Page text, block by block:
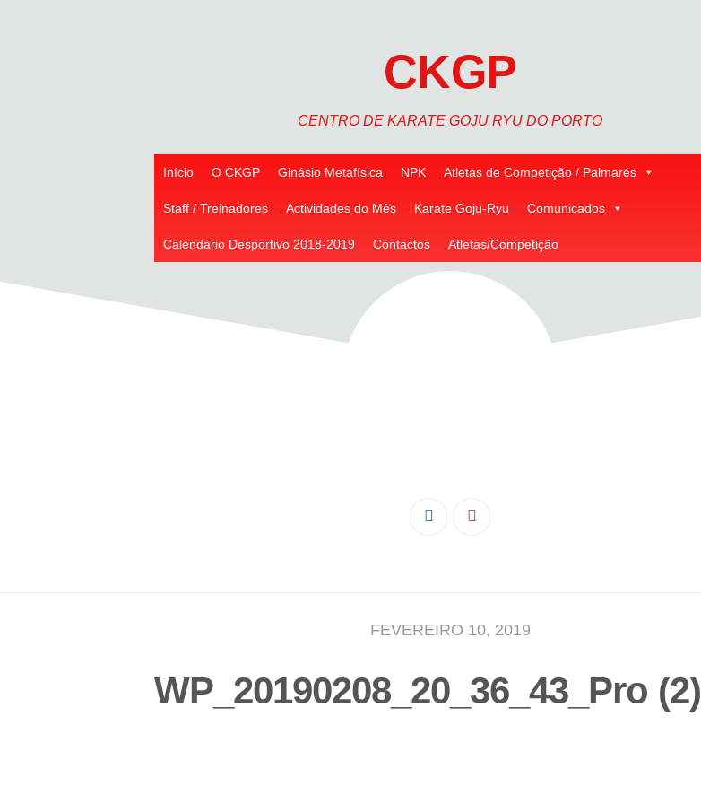
CKGP
CENTRO DE KARATE GOJU RYU DO PORTO
Início O CKGP Ginásio Metafísica NPK Atletas de Competição / Palmarés
Staff / Treinadores Actividades do Mês Karate Goju-Ryu Comunicados
Calendário Desportivo 2018-2019 Contactos Atletas/Competição
FEVEREIRO 10, 2019
WP_20190208_20_36_43_Pro (2)